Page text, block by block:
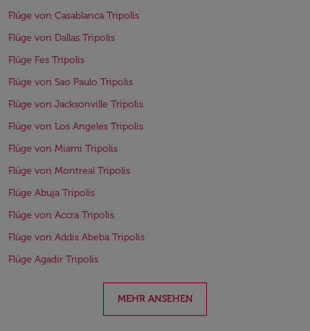
Flüge von Casablanca Tripolis
Flüge von Dallas Tripolis
Flüge Fes Tripolis
Flüge von Sao Paulo Tripolis
Flüge von Jacksonville Tripolis
Flüge von Los Angeles Tripolis
Flüge von Miami Tripolis
Flüge von Montreal Tripolis
Flüge Abuja Tripolis
Flüge von Accra Tripolis
Flüge von Addis Abeba Tripolis
Flüge Agadir Tripolis
MEHR ANSEHEN